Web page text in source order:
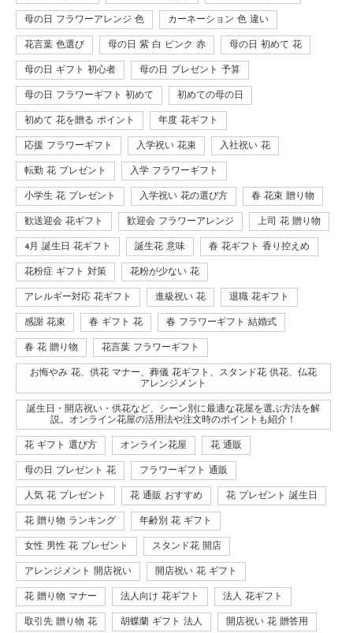
母の日 フラワーアレンジ 色 カーネーション 色 違い
花言葉 色選び 母の日 紫 白 ピンク 赤 母の日 初めて 花
母の日 ギフト 初心者 母の日 プレゼント 予算
母の日 フラワーギフト 初めて 初めての母の日
初めて 花を贈る ポイント 年度 花ギフト
応援 フラワーギフト 入学祝い 花束 入社祝い 花
転勤 花 プレゼント 入学 フラワーギフト
小学生 花 プレゼント 入学祝い 花の選び方 春 花束 贈り物
歓送迎会 花ギフト 歓迎会 フラワーアレンジ 上司 花 贈り物
4月 誕生日 花ギフト 誕生花 意味 春 花ギフト 香り控えめ
花粉症 ギフト 対策 花粉が少ない 花
アレルギー対応 花ギフト 進級祝い 花 退職 花ギフト
感謝 花束 春 ギフト 花 春 フラワーギフト 結婚式
春 花 贈り物 花言葉 フラワーギフト
お悔やみ 花、供花 マナー、葬儀 花ギフト、スタンド花 供花、仏花
アレンジメント
誕生日・開店祝い・供花など、シーン別に最適な花屋を選ぶ方法を解
説。オンライン花屋の活用法や注文時のポイントも紹介！
花 ギフト 選び方 オンライン花屋 花 通販
母の日 プレゼント 花 フラワーギフト 通販
人気 花 プレゼント 花 通販 おすすめ 花 プレゼント 誕生日
花 贈り物 ランキング 年齢別 花 ギフト
女性 男性 花 プレゼント スタンド花 開店
アレンジメント 開店祝い 開店祝い 花 ギフト
花 贈り物 マナー 法人向け 花ギフト 法人 花ギフト
取引先 贈り物 花 胡蝶蘭 ギフト 法人 開店祝い 花 贈答用